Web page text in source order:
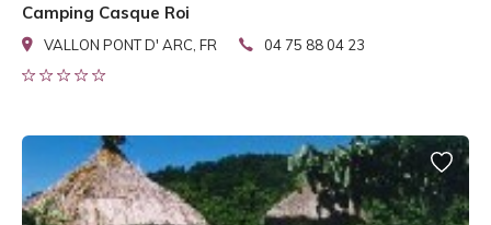
Camping Casque Roi
VALLON PONT D' ARC, FR 04 75 88 04 23